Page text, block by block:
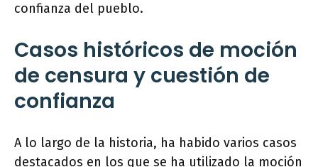
confianza del pueblo.
Casos históricos de moción
de censura y cuestión de
confianza
A lo largo de la historia, ha habido varios casos
destacados en los que se ha utilizado la moción